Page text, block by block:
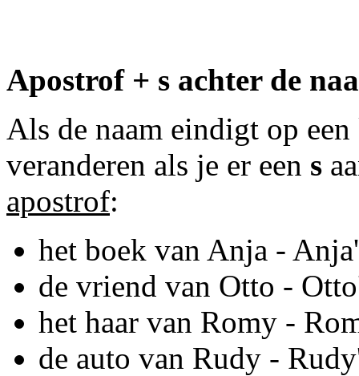
Apostrof + s achter de
Als de naam eindigt op
veranderen als je er een s
apostrof:
het boek van Anja -
de vriend van Otto -
het haar van Romy -
de auto van Rudy -